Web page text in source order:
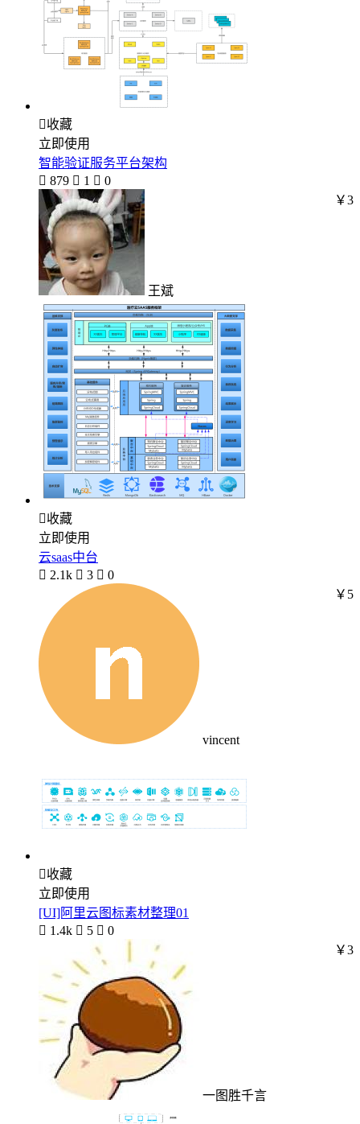
收藏
立即使用
智能验证服务平台架构
 879  1  0
王斌
￥3
收藏
立即使用
云saas中台
 2.1k  3  0
vincent
￥5
收藏
立即使用
[UI]阿里云图标素材整理01
 1.4k  5  0
一图胜千言
￥3